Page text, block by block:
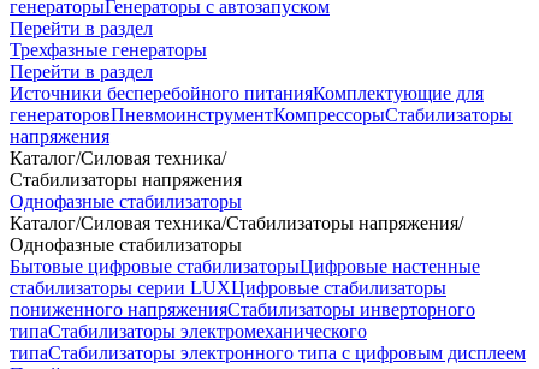
генераторыГенераторы с автозапуском
Перейти в раздел
Трехфазные генераторы
Перейти в раздел
Источники бесперебойного питанияКомплектующие для
генераторовПневмоинструментКомпрессорыСтабилизаторы
напряжения
Каталог/Силовая техника/
Стабилизаторы напряжения
Однофазные стабилизаторы
Каталог/Силовая техника/Стабилизаторы напряжения/
Однофазные стабилизаторы
Бытовые цифровые стабилизаторыЦифровые настенные
стабилизаторы серии LUXЦифровые стабилизаторы
пониженного напряженияСтабилизаторы инверторного
типаСтабилизаторы электромеханического
типаСтабилизаторы электронного типа с цифровым дисплеем